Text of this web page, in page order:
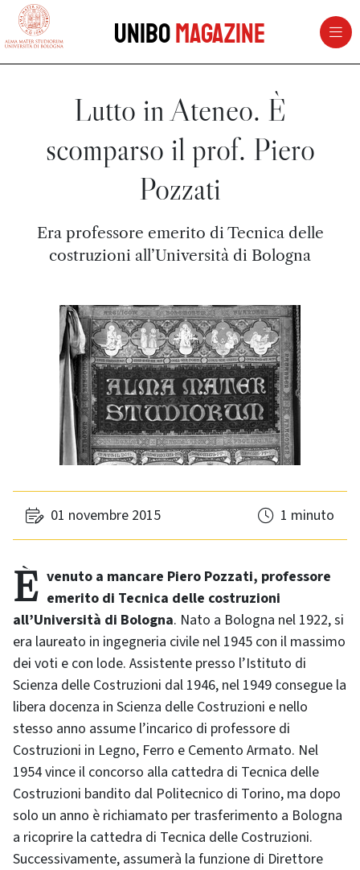
vai al contenuto della pagina
UniboMagazine
Lutto in Ateneo. È
scomparso il prof. Piero
Pozzati
Era professore emerito di Tecnica delle
costruzioni all’Università di Bologna
01 novembre 2015 1 minuto
È venuto a mancare Piero Pozzati, professore emerito di Tecnica delle costruzioni
all’Università di Bologna. Nato a Bologna nel 1922, si
era laureato in ingegneria civile nel 1945 con il massimo
dei voti e con lode. Assistente presso l’Istituto di
Scienza delle Costruzioni dal 1946, nel 1949 consegue la
libera docenza in Scienza delle Costruzioni e nello
stesso anno assume l’incarico di professore di
Costruzioni in Legno, Ferro e Cemento Armato. Nel
1954 vince il concorso alla cattedra di Tecnica delle
Costruzioni bandito dal Politecnico di Torino, ma dopo
solo un anno è richiamato per trasferimento a Bologna
a ricoprire la cattedra di Tecnica delle Costruzioni.
Successivamente, assumerà la funzione di Direttore